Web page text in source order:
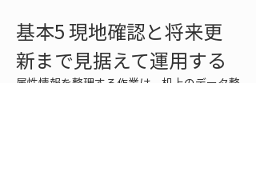
基本5 現地確認と将来更
新まで見据えて運用する
属性情報を整理する作業は、机上のデータ整